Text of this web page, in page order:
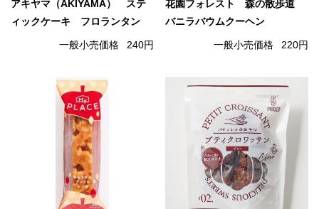
アキヤマ（AKIYAMA） ステ
ィックケーキ フロランタン
一般小売価格 240円
花園フォレスト 森の散歩道
バニラバウムクーヘン
一般小売価格 220円